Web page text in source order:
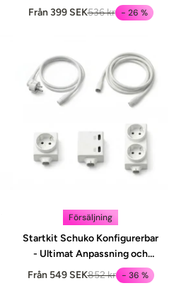
behöver för att börja din resa
Från 399 SEK536 kr - 26 %
Försäljning
Startkit Schuko Konfigurerbar
- Ultimat Anpassning och
Bekvämlighet
Från 549 SEK852 kr - 36 %